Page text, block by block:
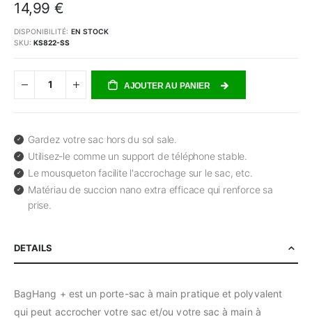
14,99 €
DISPONIBILITÉ: EN STOCK
SKU KS822-SS
AJOUTER AU PANIER
Gardez votre sac hors du sol sale.
Utilisez-le comme un support de téléphone stable.
Le mousqueton facilite l'accrochage sur le sac, etc.
Matériau de succion nano extra efficace qui renforce sa
prise.
DETAILS
BagHang + est un porte-sac à main pratique et polyvalent
qui peut accrocher votre sac et/ou votre sac à main à